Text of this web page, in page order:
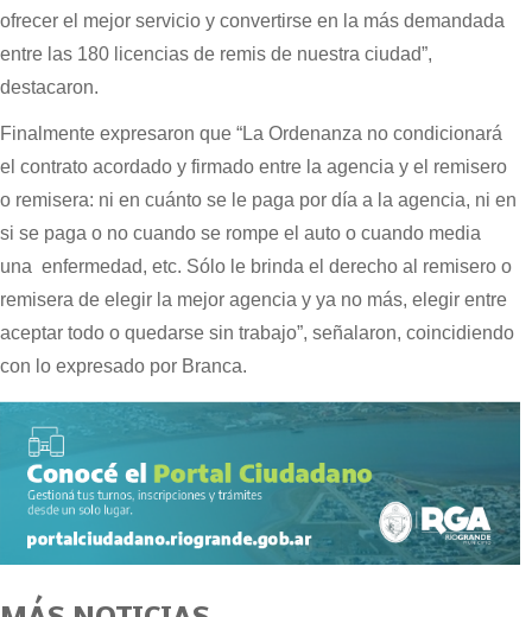
ofrecer el mejor servicio y convertirse en la más demandada
entre las 180 licencias de remis de nuestra ciudad”,
destacaron.
Finalmente expresaron que “La Ordenanza no condicionará
el contrato acordado y firmado entre la agencia y el remisero
o remisera: ni en cuánto se le paga por día a la agencia, ni en
si se paga o no cuando se rompe el auto o cuando media
una enfermedad, etc. Sólo le brinda el derecho al remisero o
remisera de elegir la mejor agencia y ya no más, elegir entre
aceptar todo o quedarse sin trabajo”, señalaron, coincidiendo
con lo expresado por Branca.